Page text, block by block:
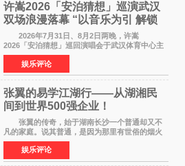
许嵩2026「安泊猜想」巡演武汉
双场浪漫落幕 “以音乐为引 解锁
江城记忆”
2026年7月31日、8月2日两晚，许嵩
2026「安泊猜想」巡回演唱会于武汉体育中心主
体育场盛大开唱。许嵩与数万歌迷在此相聚，从
浪漫惬意的舞台设计到充满诚意与惊喜的现场互
动，共同开启了一场关于
娱乐评论
张翼的易学江湖行——从湖湘民
间到世界500强企业！
张翼的传奇，始于湖南长沙一个普通却又不
凡的家庭。说其普通，是因为那里有世俗的烟火
气；说其不凡，是因为家中有一位洞悉天地玄机
的长者——他的爷爷。作为当地的风水师，爷爷
是张翼走进易学
娱乐评论